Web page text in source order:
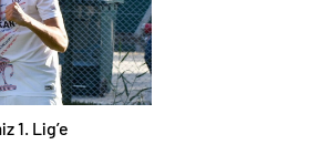
1. Lig’e